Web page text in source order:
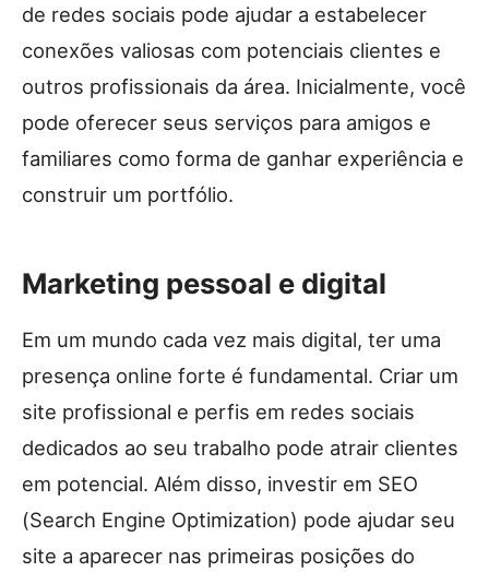
de redes sociais pode ajudar a estabelecer
conexões valiosas com potenciais clientes e
outros profissionais da área. Inicialmente, você
pode oferecer seus serviços para amigos e
familiares como forma de ganhar experiência e
construir um portfólio.
Marketing pessoal e digital
Em um mundo cada vez mais digital, ter uma
presença online forte é fundamental. Criar um
site profissional e perfis em redes sociais
dedicados ao seu trabalho pode atrair clientes
em potencial. Além disso, investir em SEO
(Search Engine Optimization) pode ajudar seu
site a aparecer nas primeiras posições do